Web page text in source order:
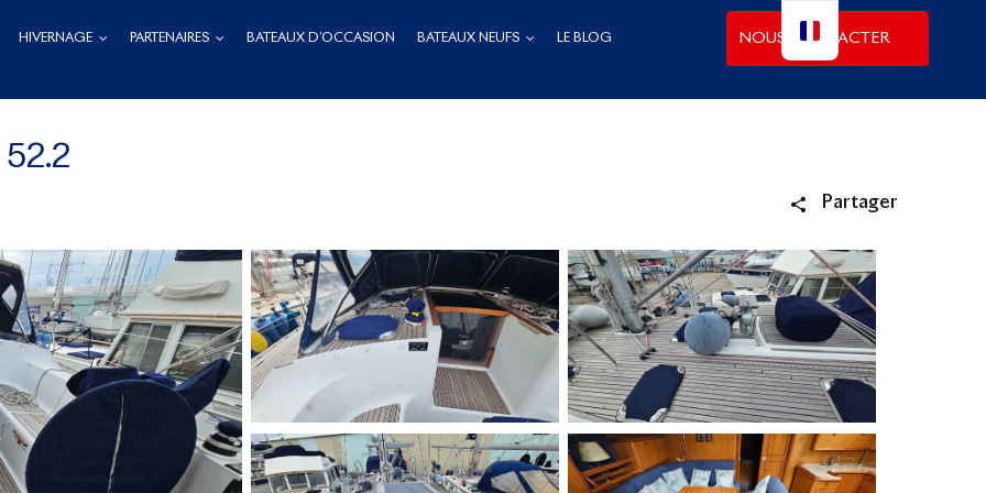
HIVERNAGE PARTENAIRES BATEAUX D’OCCASION BATEAUX NEUFS LE BLOG NOUS CONTACTER
Partager